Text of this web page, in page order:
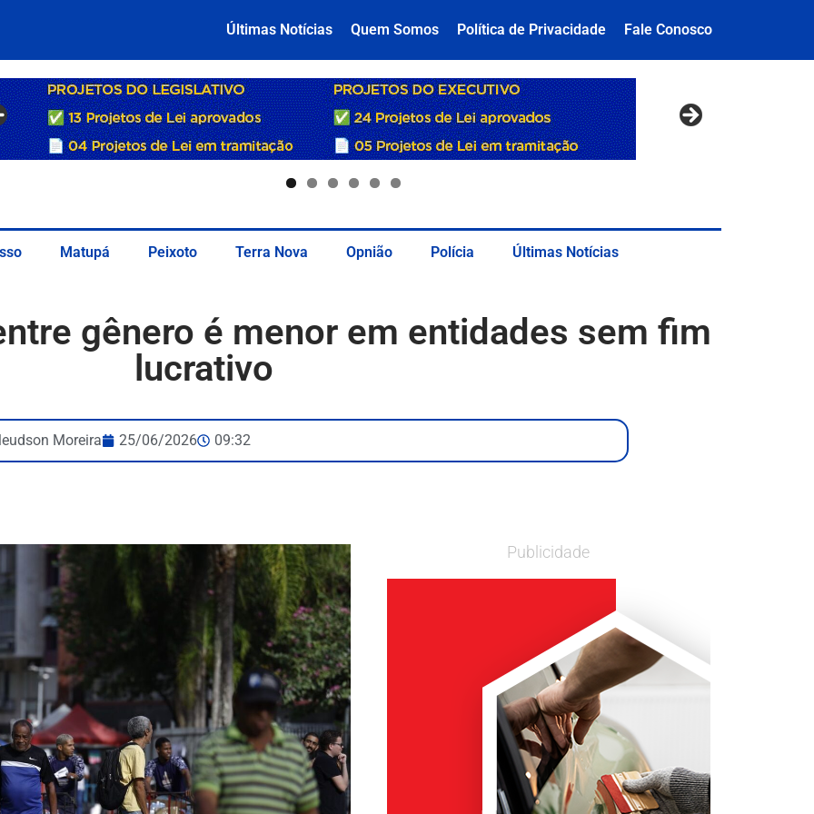
Últimas Notícias Quem Somos Política de Privacidade Fale Conosco
Matupá Peixoto Terra Nova Opnião Polícia Últimas Notícias
gênero é menor em entidades sem fim
lucrativo
Moreira 25/06/2026 09:32
Publicidade